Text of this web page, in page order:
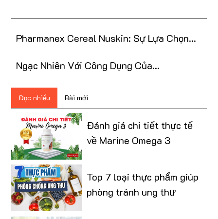
Pharmanex Cereal Nuskin: Sự Lựa Chọn
Ngạc Nhiên Với Công Dụng Của
Đọc nhiều Bài mới
Đánh giá chi tiết thực tế
về Marine Omega 3
Top 7 loại thực phẩm giúp
phòng tránh ung thư